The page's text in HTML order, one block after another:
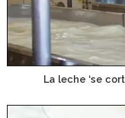
La leche ‘se